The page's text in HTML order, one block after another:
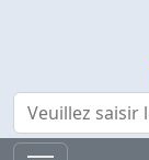
Rechercher